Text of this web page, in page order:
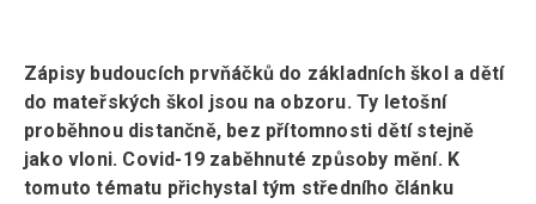
Zápisy budoucích prvňáčků do základních škol a dětí
do mateřských škol jsou na obzoru. Ty letošní
proběhnou distančně, bez přítomnosti dětí stejně
jako vloni. Covid-19 zaběhnuté způsoby mění. K
tomuto tématu přichystal tým středního článku